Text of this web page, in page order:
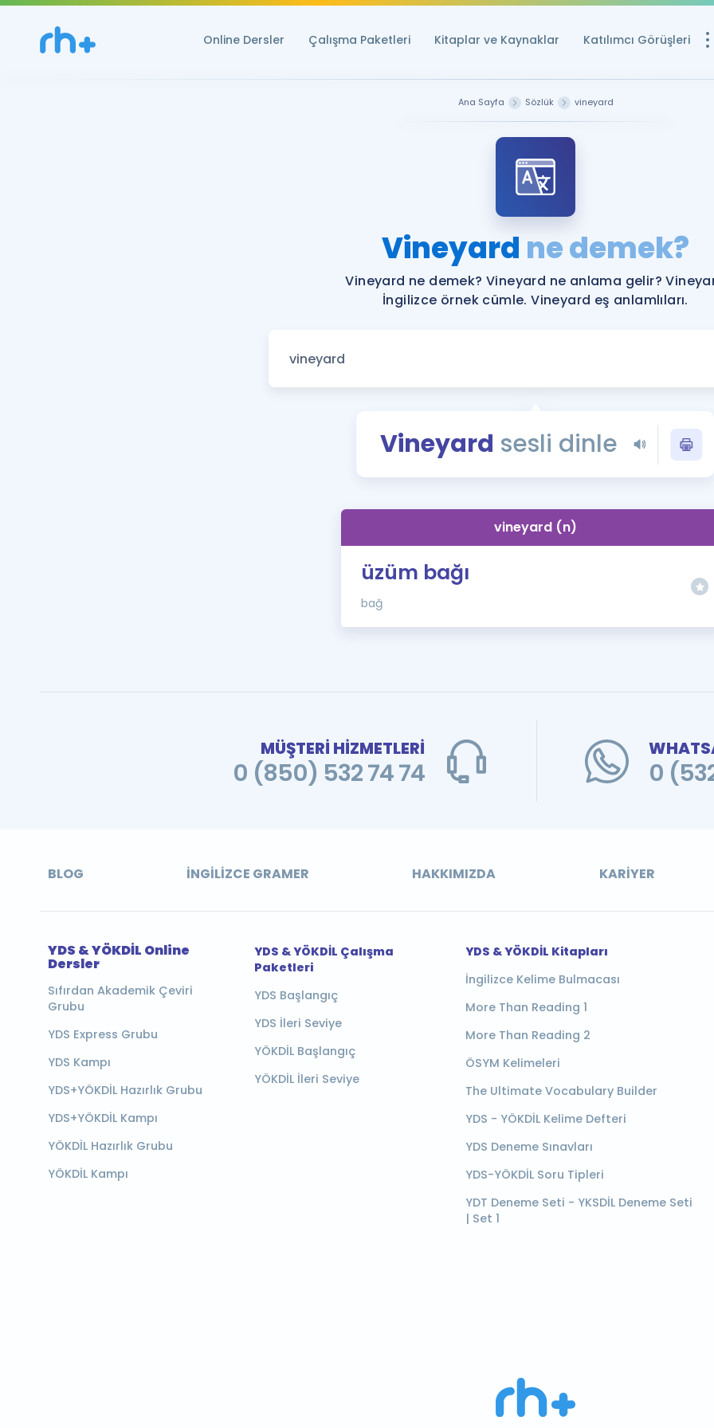
Online Dersler Çalışma Paketleri Kitaplar ve Kaynaklar Katılımcı Görüşleri
YDS ve YÖKDİL
YDS ve YÖKDİL'e
Tüm ÖSYM
YDS - YÖKDİL
İngilizce Gramer
Ana Sayfa Sözlük vineyard
Vineyard ne demek?
Vineyard ne demek? Vineyard ne anlama gelir?
İngilizce örnek cümle. Vineyard eş anlamlıları.
Vineyard sesli dinle
vineyard (n)
üzüm bağı
bağ
MÜŞTERİ HİZMETLERİ
0 (850) 532 74 74 0
BLOG İNGILIZCE GRAMER HAKKIMIZDA KARIYER
YDS & YÖKDİL Online
Dersler
Sıfırdan Akademik Çeviri
Grubu
YDS Express Grubu
YDS Kampı
YDS+YÖKDİL Hazırlık Grubu
YDS+YÖKDİL Kampı
YÖKDİL Hazırlık Grubu
YÖKDİL Kampı
YDS & YÖKDİL Çalışma
Paketleri
YDS Başlangıç
YDS İleri Seviye
YÖKDİL Başlangıç
YÖKDİL İleri Seviye
YDS & YÖKDİL Kitapları
İngilizce Kelime Bulmacası
More Than Reading 1
More Than Reading 2
ÖSYM Kelimeleri
The Ultimate Vocabulary Builder
YDS - YÖKDİL Kelime Defteri
YDS Deneme Sınavları
YDS-YÖKDİL Soru Tipleri
YDT Deneme Seti - YKSDİL Deneme Seti
| Set 1